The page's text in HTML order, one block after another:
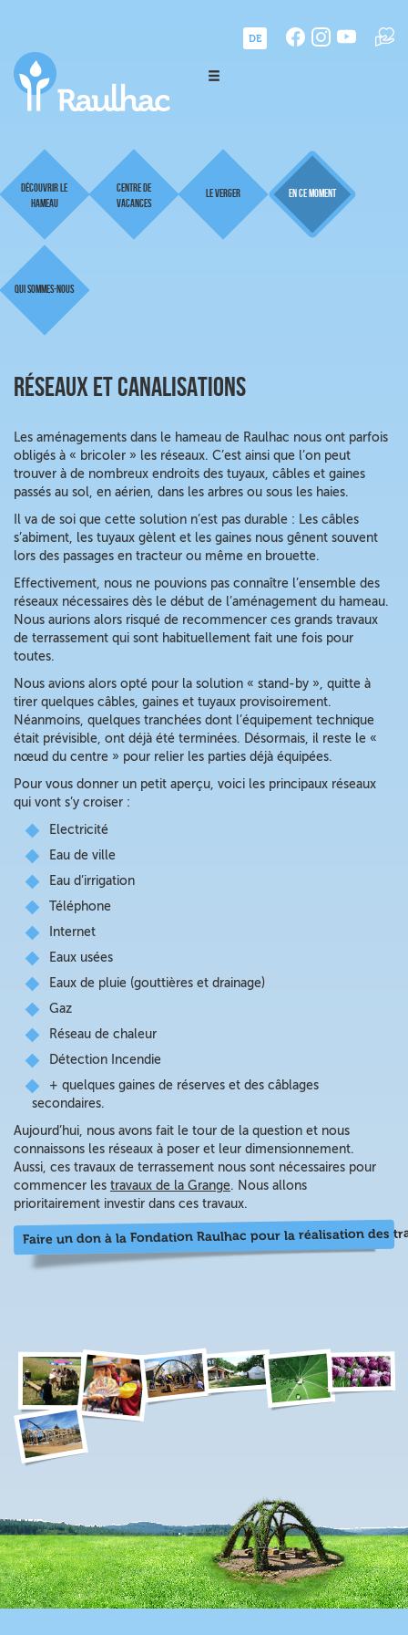
DE
Découvrir le
hameau
Centre de
vacances
Le Verger En ce moment
Qui sommes-nous
RÉSEAUX ET CANALISATIONS
Les aménagements dans le hameau de Raulhac nous ont parfois
obligés à « bricoler » les réseaux. C’est ainsi que l’on peut
trouver à de nombreux endroits des tuyaux, câbles et gaines
passés au sol, en aérien, dans les arbres ou sous les haies.
Il va de soi que cette solution n’est pas durable : Les câbles
s’abiment, les tuyaux gèlent et les gaines nous gênent souvent
lors des passages en tracteur ou même en brouette.
Effectivement, nous ne pouvions pas connaître l’ensemble des
réseaux nécessaires dès le début de l’aménagement du hameau.
Nous aurions alors risqué de recommencer ces grands travaux
de terrassement qui sont habituellement fait une fois pour
toutes.
Nous avions alors opté pour la solution « stand-by », quitte à
tirer quelques câbles, gaines et tuyaux provisoirement.
Néanmoins, quelques tranchées dont l’équipement technique
était prévisible, ont déjà été terminées. Désormais, il reste le «
nœud du centre » pour relier les parties déjà équipées.
Pour vous donner un petit aperçu, voici les principaux réseaux
qui vont s’y croiser :
Electricité
Eau de ville
Eau d’irrigation
Téléphone
Internet
Eaux usées
Eaux de pluie (gouttières et drainage)
Gaz
Réseau de chaleur
Détection Incendie
+ quelques gaines de réserves et des câblages
secondaires.
Aujourd’hui, nous avons fait le tour de la question et nous
connaissons les réseaux à poser et leur dimensionnement.
Aussi, ces travaux de terrassement nous sont nécessaires pour
commencer les travaux de la Grange. Nous allons
prioritairement investir dans ces travaux.
Faire un don à la Fondation Raulhac pour la réalisation des